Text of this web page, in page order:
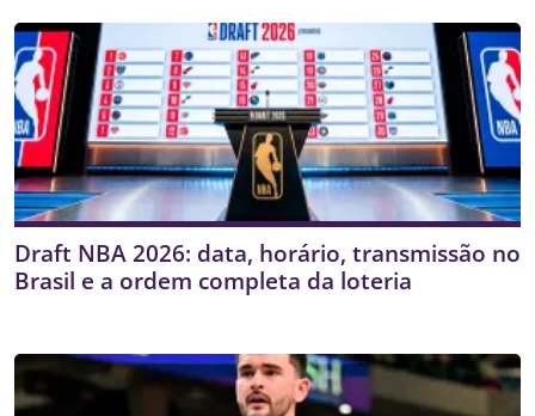
Draft NBA 2026: data, horário, transmissão no
Brasil e a ordem completa da loteria